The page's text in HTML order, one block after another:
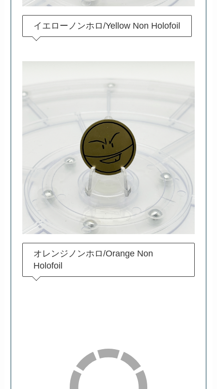
イエローノンホロ/Yellow Non Holofoil
オレンジノンホロ/Orange Non
Holofoil